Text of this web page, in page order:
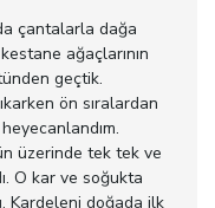
çantalarla dağa
ağaçlarının
geçtik.
ön sıralardan
üzerinde tek tek ve
O kar ve soğukta
Kardeleni doğada ilk